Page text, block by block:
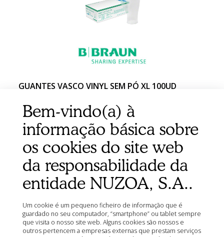
GUANTES VASCO VINYL SEM PÓ XL 100UD
Bem-vindo(a) à
informação básica sobre
os cookies do site web
da responsabilidade da
entidade NUZOA, S.A..
Um cookie é um pequeno ficheiro de informação que é
guardado no seu computador, “smartphone” ou tablet sempre
que visita o nosso site web. Alguns cookies são nossos e
outros pertencem a empresas externas que prestam serviços